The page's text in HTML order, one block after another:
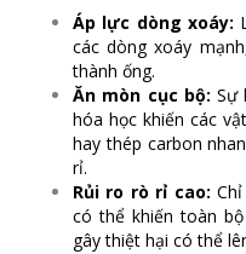
Áp lực dòng xoáy:
các dòng xoáy
thành ống.
Ăn mòn cục bộ: Sự
hóa học khiến các
hay thép carbon
rỉ.
Rủi ro rò rỉ cao:
có thể khiến toàn
gây thiệt hại có thể